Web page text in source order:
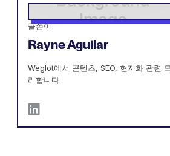
글쓴이
Rayne Aguilar
Weglot에서 콘텐츠, SEO, 현지화 관련
리합니다.